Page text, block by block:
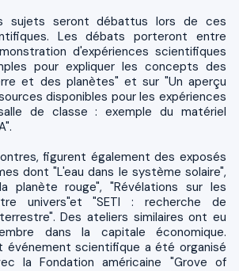
sujets seront débattus lors de ces
Les débats porteront entre
d'expériences scientifiques
pour expliquer les concepts des
et des planètes" et sur "Un aperçu
disponibles pour les expériences
de classe : exemple du matériel
figurent également des exposés
dont "L'eau dans le système solaire",
planète rouge", "Révélations sur les
univers"et "SETI : recherche de
Des ateliers similaires ont eu
dans la capitale économique.
événement scientifique a été organisé
la Fondation américaine "Grove of